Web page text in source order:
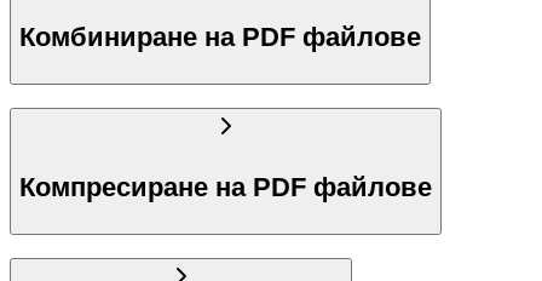
Комбиниране на PDF файлове
Компресиране на PDF файлове